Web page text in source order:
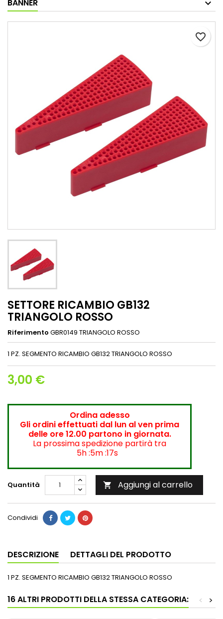
BANNER
favorite_border
SETTORE RICAMBIO GB132
TRIANGOLO ROSSO
Riferimento GBR0149 TRIANGOLO ROSSO
1 PZ. SEGMENTO RICAMBIO GB132 TRIANGOLO ROSSO
3,00 €
Ordina adesso
Gli ordini effettuati dal lun al ven prima
delle ore 12.00 partono in giornata.
La prossima spedizione partirà tra
5h :5m :17s
Quantità  Aggiungi al carrello
Condividi
DESCRIZIONE DETTAGLI DEL PRODOTTO
1 PZ. SEGMENTO RICAMBIO GB132 TRIANGOLO ROSSO
16 ALTRI PRODOTTI DELLA STESSA CATEGORIA: >
<